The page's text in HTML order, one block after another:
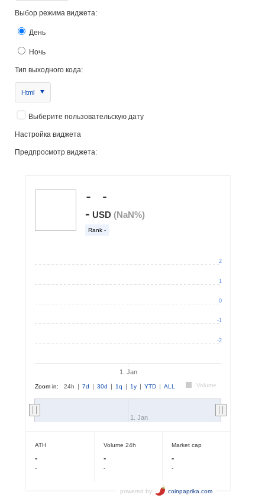
Выбор режима виджета:
День
Ночь
Тип выходного кода:
Html
Выберите пользовательскую дату
Настройка виджета
Предпросмотр виджета: